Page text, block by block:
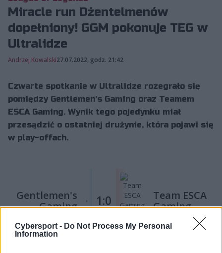
Cybersport - Do Not Process My Personal
Information
Miracle run Dżentelmenów
dopełniony! GGM pokonuje TEG w
Ultralidze
Andrzej Kowalski27.07.2022, godz. 21:42
Czwarte spotkanie w Ultralidze rozegrało się
pomiędzy Gentlemen's Gaming oraz Teamem
ESCA Gaming. Wynik tego pojedynku miał
przesądzić o ostatniej drużynie, która pojawi się
w play-offach.
Gentlemen's
Gaming
1:0
Team ESCA
Gaming